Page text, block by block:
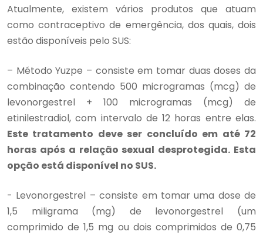
Atualmente, existem vários produtos que atuam
como contraceptivo de emergência, dos quais, dois
estão disponíveis pelo SUS:
– Método Yuzpe – consiste em tomar duas doses da
combinação contendo 500 microgramas (mcg) de
levonorgestrel + 100 microgramas (mcg) de
etinilestradiol, com intervalo de 12 horas entre elas.
Este tratamento deve ser concluído em até 72
horas após a relação sexual desprotegida. Esta
opção está disponível no SUS.
- Levonorgestrel – consiste em tomar uma dose de
1,5 miligrama (mg) de levonorgestrel (um
comprimido de 1,5 mg ou dois comprimidos de 0,75